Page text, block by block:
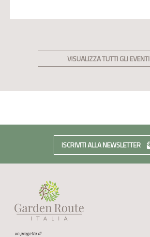
VISUALIZZA TUTTI GLI EVENTI
ISCRIVITI ALLA NEWSLETTER
un progetto di